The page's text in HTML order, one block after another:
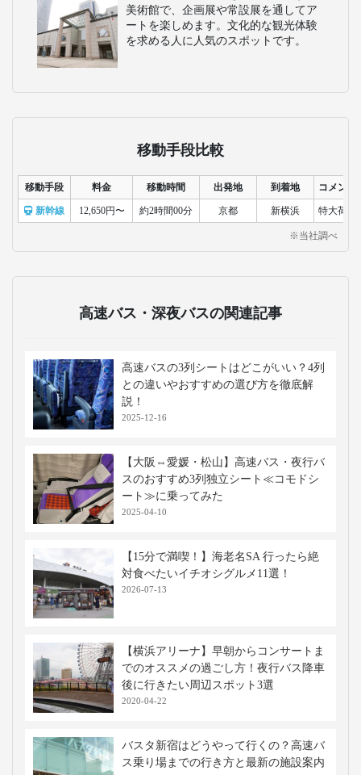
美術館で、企画展や常設展を通してア
ートを楽しめます。文化的な観光体験
を求める人に人気のスポットです。
移動手段比較
移動手段 料金 移動時間 出発地 到着地 コメント
新幹線 12,650円〜 約2時間00分 京都 新横浜 特大荷物
※当社調べ
高速バス・深夜バスの関連記事
高速バスの3列シートはどこがいい？4列
との違いやおすすめの選び方を徹底解
説！
2025-12-16
【大阪⇔愛媛・松山】高速バス・夜行バ
スのおすすめ3列独立シート≪コモドシ
ート≫に乗ってみた
2025-04-10
【15分で満喫！】海老名SA 行ったら絶
対食べたいイチオシグルメ11選！
2026-07-13
【横浜アリーナ】早朝からコンサートま
でのオススメの過ごし方！夜行バス降車
後に行きたい周辺スポット3選
2020-04-22
バスタ新宿はどうやって行くの？高速バ
ス乗り場までの行き方と最新の施設案内